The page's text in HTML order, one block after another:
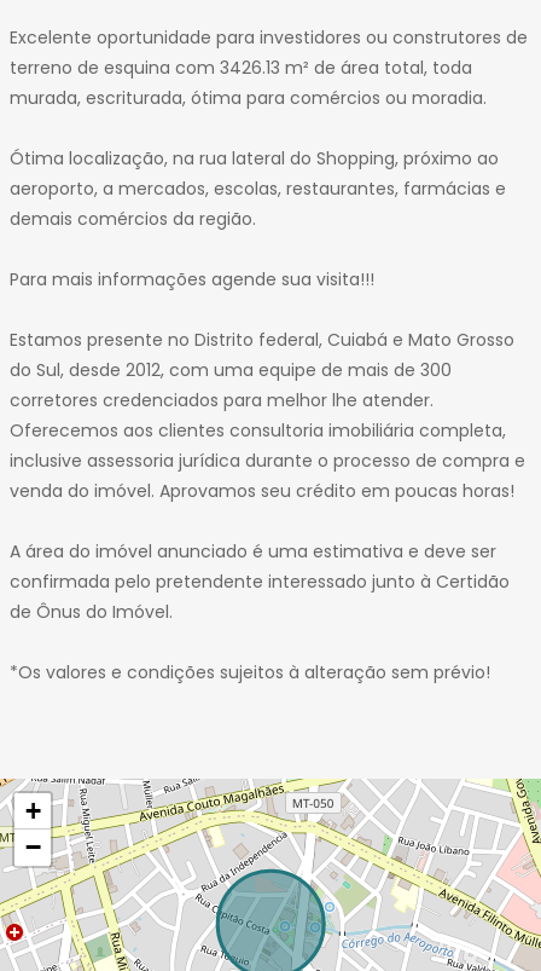
Excelente oportunidade para investidores ou construtores de
terreno de esquina com 3426.13 m² de área total, toda
murada, escriturada, ótima para comércios ou moradia.
Ótima localização, na rua lateral do Shopping, próximo ao
aeroporto, a mercados, escolas, restaurantes, farmácias e
demais comércios da região.
Para mais informações agende sua visita!!!
Estamos presente no Distrito federal, Cuiabá e Mato Grosso
do Sul, desde 2012, com uma equipe de mais de 300
corretores credenciados para melhor lhe atender.
Oferecemos aos clientes consultoria imobiliária completa,
inclusive assessoria jurídica durante o processo de compra e
venda do imóvel. Aprovamos seu crédito em poucas horas!
A área do imóvel anunciado é uma estimativa e deve ser
confirmada pelo pretendente interessado junto à Certidão
de Ônus do Imóvel.
*Os valores e condições sujeitos à alteração sem prévio!
+
−